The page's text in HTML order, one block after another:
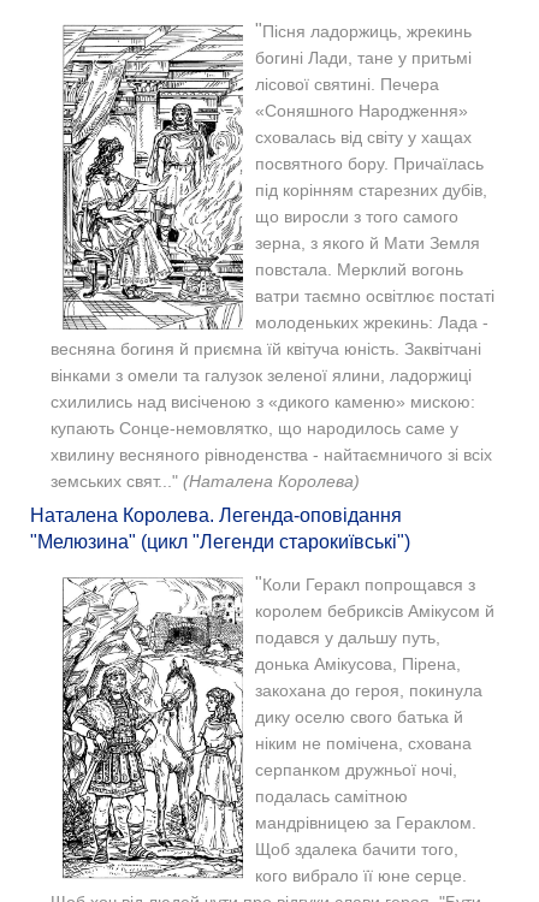
"Пісня ладоржиць, жрекинь
богині Лади, тане у притьмі
лісової святині. Печера
«Соняшного Народження»
сховалась від світу у хащах
посвятного бору. Причаїлась
під корінням старезних дубів,
що виросли з того самого
зерна, з якого й Мати Земля
повстала. Мерклий вогонь
ватри таємно освітлює постаті
молоденьких жрекинь: Лада -
весняна богиня й приємна їй квітуча юність. Заквітчані
вінками з омели та галузок зеленої ялини, ладоржиці
схилились над висіченою з «дикого каменю» мискою:
купають Сонце-немовлятко, що народилось саме у
хвилину весняного рівноденства - найтаємничого зі всіх
земських свят..." (Наталена Королева)
Наталена Королева. Легенда-оповідання
"Мелюзина" (цикл "Легенди старокиївські")
"Коли Геракл попрощався з
королем бебриксів Амікусом й
подався у дальшу путь,
донька Амікусова, Пірена,
закохана до героя, покинула
дику оселю свого батька й
ніким не помічена, схована
серпанком дружньої ночі,
подалась самітною
мандрівницею за Гераклом.
Щоб здалека бачити того,
кого вибрало її юне серце.